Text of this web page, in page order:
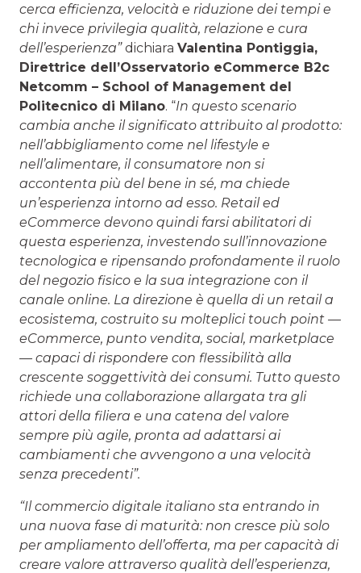
cerca efficienza, velocità e riduzione dei tempi e
chi invece privilegia qualità, relazione e cura
dell’esperienza”dichiara Valentina Pontiggia,
Direttrice dell’Osservatorio eCommerce B2c
Netcomm – School of Management del
Politecnico di Milano. “In questo scenario
cambia anche il significato attribuito al prodotto:
nell’abbigliamento come nel lifestyle e
nell’alimentare, il consumatore non si
accontenta più del bene in sé, ma chiede
un’esperienza intorno ad esso. Retail ed
eCommerce devono quindi farsi abilitatori di
questa esperienza, investendo sull’innovazione
tecnologica e ripensando profondamente il ruolo
del negozio fisico e la sua integrazione con il
canale online. La direzione è quella di un retail a
ecosistema, costruito su molteplici touch point —
eCommerce, punto vendita, social, marketplace
— capaci di rispondere con flessibilità alla
crescente soggettività dei consumi. Tutto questo
richiede una collaborazione allargata tra gli
attori della filiera e una catena del valore
sempre più agile, pronta ad adattarsi ai
cambiamenti che avvengono a una velocità
senza precedenti”.
“Il commercio digitale italiano sta entrando in
una nuova fase di maturità: non cresce più solo
per ampliamento dell’offerta, ma per capacità di
creare valore attraverso qualità dell’esperienza,